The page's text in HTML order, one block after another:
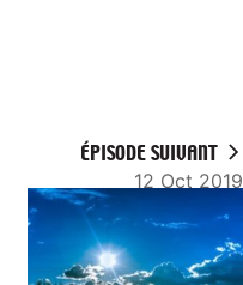
ÉPISODE SUIVANT
12 Oct 2019